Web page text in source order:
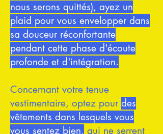
nous serons quittés), ayez un
plaid pour vous envelopper dans
sa douceur réconfortante
pendant cette phase d'écoute
profonde et d'intégration.
Concernant votre tenue
vestimentaire, optez pour des
vêtements dans lesquels vous
vous sentez bien, qui ne serrent